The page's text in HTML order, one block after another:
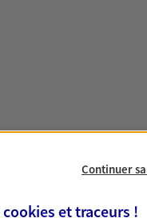
Continuer
cookies et traceurs !